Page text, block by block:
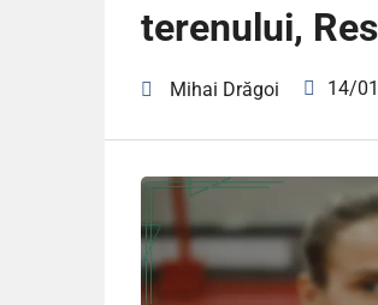
terenului,
Mihai Drăgoi 14/